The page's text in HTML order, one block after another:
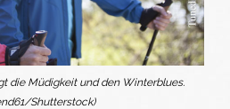
die Müdigkeit und den Winterblues.
Shutterstock)